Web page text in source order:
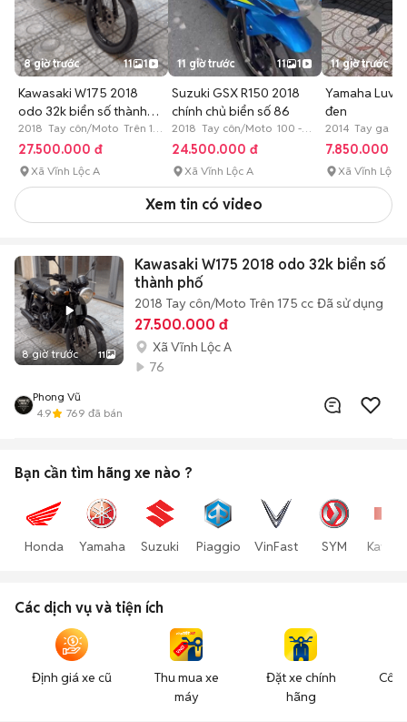
8 giờ trước 11 1
Kawasaki W175 2018
odo 32k biển số thành
phố
2018 Tay côn/Moto Trên 175
cc Đã sử dụng
27.500.000 đ
Xã Vĩnh Lộc A
11 giờ trước 11 1
Suzuki GSX R150 2018
chính chủ biển số 86
2018 Tay côn/Moto 100 -
175 cc Đã sử dụng
24.500.000 đ
Xã Vĩnh Lộc A
11 giờ trước
Yamaha
đen
2014 Tay ga
7.850.000 đ
Xã Vĩnh Lộc B
Xem tin có video
8 giờ trước 11
Kawasaki W175 2018 odo 32k biển số
thành phố
2018 Tay côn/Moto Trên 175 cc Đã sử dụng
27.500.000 đ
Xã Vĩnh Lộc A
76
Phong Vũ
4.9
769 đã bán
Bạn cần tìm hãng xe nào ?
Honda Yamaha Suzuki Piaggio VinFast SYM
Các dịch vụ và tiện ích
Định giá xe cũ
Thu mua xe
máy
Đặt xe chính
hãng